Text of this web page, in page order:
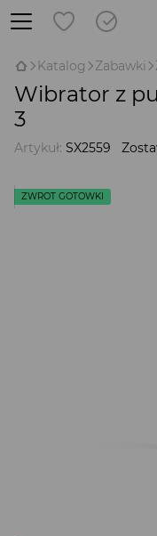
Katalog Zabawki
Wibrator z
3
Artykuł: SX2559
ZWROT GOTÓWKI